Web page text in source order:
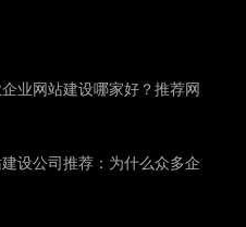
业网站建设哪家好？推荐网
设公司推荐：为什么众多企